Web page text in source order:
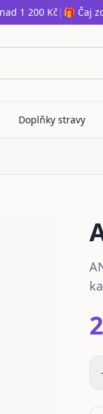
1 200 Kč| 🎁 Čaj
Doplňky stravy